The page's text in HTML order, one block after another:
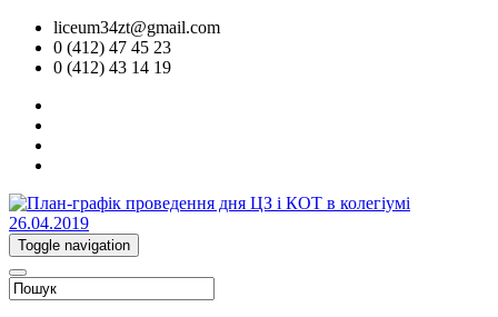
liceum34zt@gmail.com
0 (412) 47 45 23
0 (412) 43 14 19
Toggle navigation